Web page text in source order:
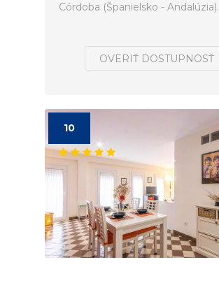
Córdoba (Španielsko - Andalúzia).
OVERIŤ DOSTUPNOSŤ
10